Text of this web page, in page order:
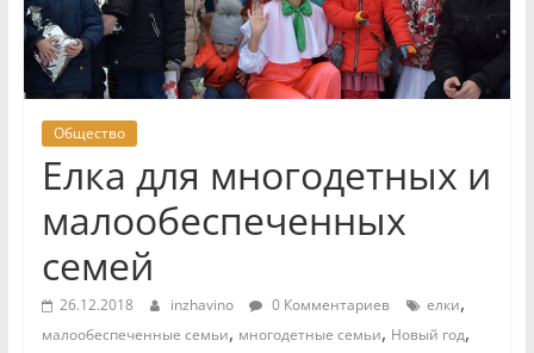
Общество
Елка для многодетных и
малообеспеченных
семей
26.12.2018 inzhavino 0 Комментариев елки,
малообеспеченные семьи, многодетные семьи, Новый год,